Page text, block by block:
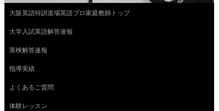
コ
ン
テ
ン
ツ
へ
大阪英語特訓道場英語プロ家庭教師トップ
大学入試英語解答速報
英検解答速報
指導実績
よくあるご質問
体験レッスン